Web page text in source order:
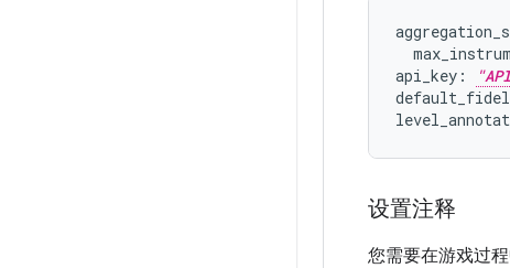
api_key:
设置注释
您需要在游戏过